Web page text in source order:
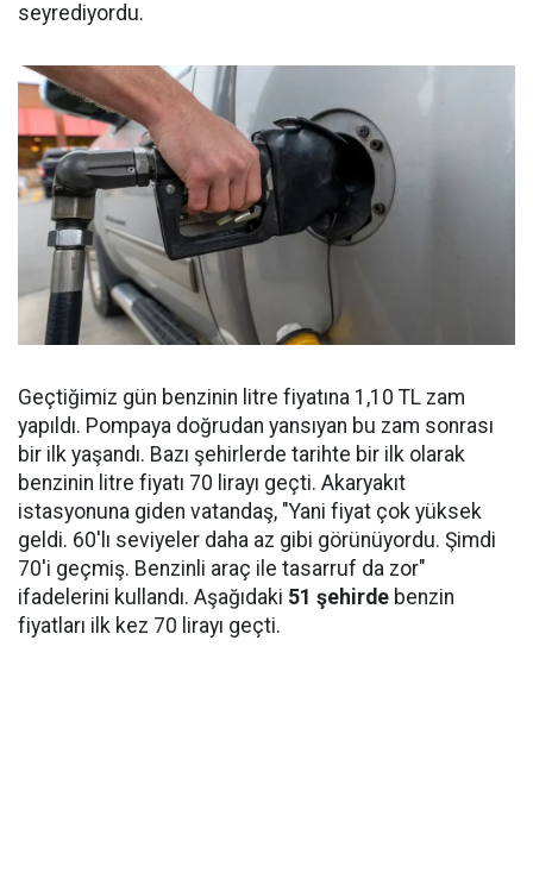
seyrediyordu.
Geçtiğimiz gün benzinin litre fiyatına 1,10 TL zam
yapıldı. Pompaya doğrudan yansıyan bu zam sonrası
bir ilk yaşandı. Bazı şehirlerde tarihte bir ilk olarak
benzinin litre fiyatı 70 lirayı geçti. Akaryakıt
istasyonuna giden vatandaş, "Yani fiyat çok yüksek
geldi. 60'lı seviyeler daha az gibi görünüyordu. Şimdi
70'i geçmiş. Benzinli araç ile tasarruf da zor"
ifadelerini kullandı. Aşağıdaki 51 şehirde benzin
fiyatları ilk kez 70 lirayı geçti.